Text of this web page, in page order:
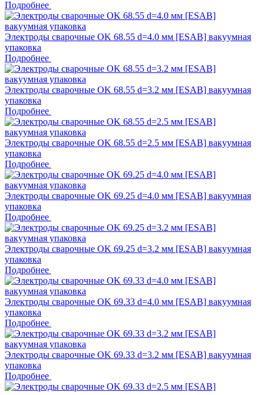
Подробнее
Электроды сварочные OK 68.55 d=4.0 мм [ESAB] вакуумная
упаковка
Подробнее
Электроды сварочные OK 68.55 d=3.2 мм [ESAB] вакуумная
упаковка
Подробнее
Электроды сварочные OK 68.55 d=2.5 мм [ESAB] вакуумная
упаковка
Подробнее
Электроды сварочные OK 69.25 d=4.0 мм [ESAB] вакуумная
упаковка
Подробнее
Электроды сварочные OK 69.25 d=3.2 мм [ESAB] вакуумная
упаковка
Подробнее
Электроды сварочные OK 69.33 d=4.0 мм [ESAB] вакуумная
упаковка
Подробнее
Электроды сварочные OK 69.33 d=3.2 мм [ESAB] вакуумная
упаковка
Подробнее